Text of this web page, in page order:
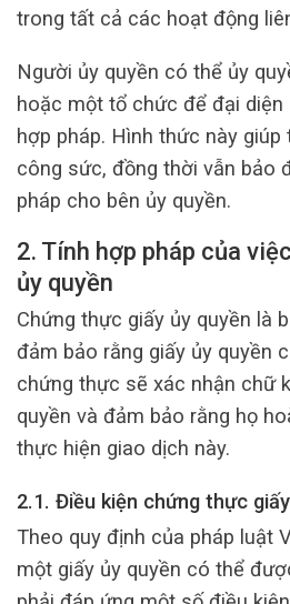
trong tất cả các hoạt động
Người ủy quyền có thể ủy
hoặc một tổ chức để đại
hợp pháp. Hình thức này
công sức, đồng thời vẫn bảo
pháp cho bên ủy quyền.
2. Tính hợp pháp của
ủy quyền
Chứng thực giấy ủy quyền là
đảm bảo rằng giấy ủy quyền
chứng thực sẽ xác nhận chữ
quyền và đảm bảo rằng họ
thực hiện giao dịch này.
2.1. Điều kiện chứng thực
Theo quy định của pháp luật
một giấy ủy quyền có thể